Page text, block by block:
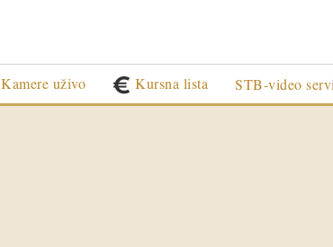
Kamere uživo Kursna lista STB-video